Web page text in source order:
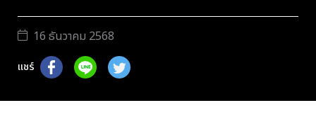
16 ธันวาคม 2568
แชร์